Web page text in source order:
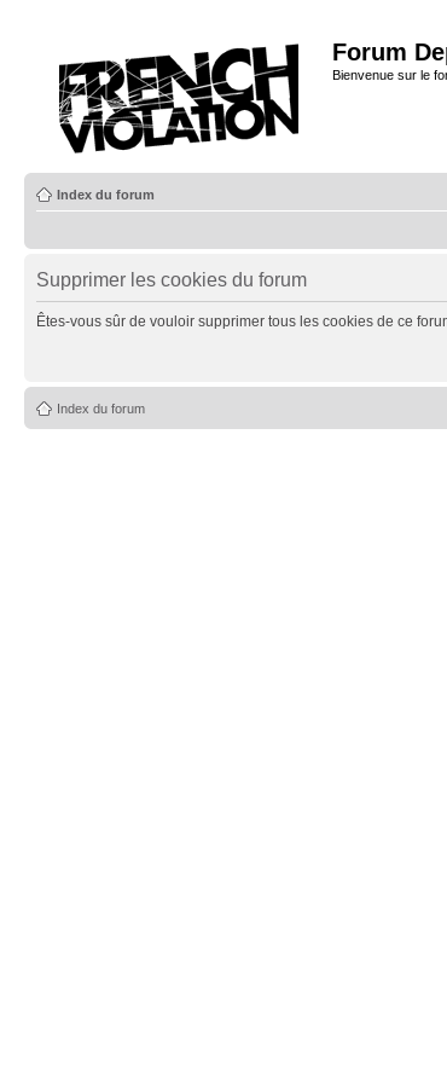
Forum
Bienvenue sur le
Index du forum
Supprimer les cookies du forum
Êtes-vous sûr de vouloir supprimer tous les cookies de ce
Index du forum